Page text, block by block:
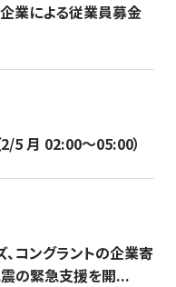
業による従業員募金
5 月 02:00〜05:00）
コングラントの企業寄
の緊急支援を開...